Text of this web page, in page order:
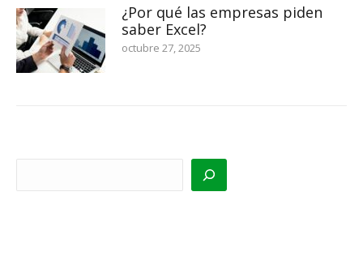
¿Por qué las empresas piden
saber Excel?
octubre 27, 2025